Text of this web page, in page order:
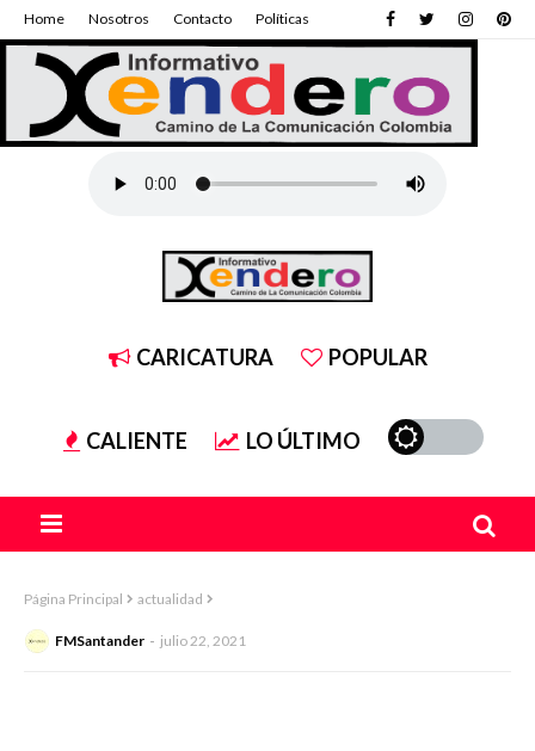
Home Nosotros Contacto Políticas
CARICATURA POPULAR
CALIENTE LO ÚLTIMO
Página Principal actualidad
FMSantander julio 22, 2021